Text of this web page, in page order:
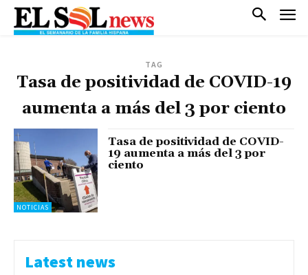
TAG
Tasa de positividad de COVID-19
aumenta a más del 3 por ciento
NOTICIAS
Tasa de positividad de COVID-
19 aumenta a más del 3 por
ciento
Latest news